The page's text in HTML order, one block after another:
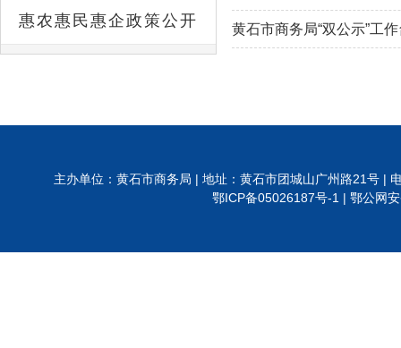
惠农惠民惠企政策公开 黄石市商务局“双公示”工
主办单位：黄石市商务局 | 地址：黄石市团城山广州路21号 |
鄂ICP备05026187号-1 | 鄂公网